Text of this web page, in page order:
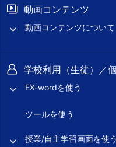
動画コンテンツ
動画コンテンツについて
学校利用（生徒）／
EX-wordを使う
ツールを使う
授業/自主学習画面を使う